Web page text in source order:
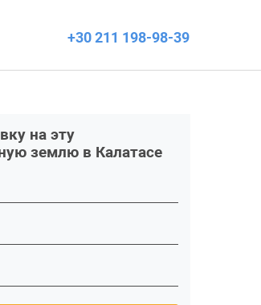
+30 211 198-98-39
на эту
землю в Калатасе